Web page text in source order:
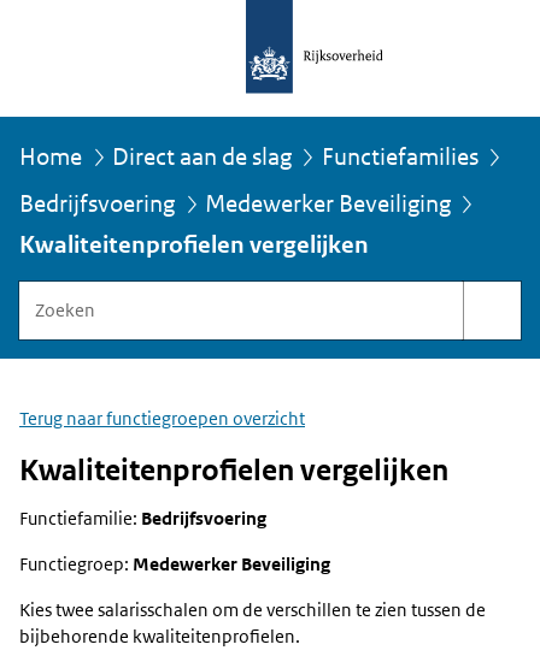
U
bevindt
hier:
Home Direct aan de slag
Functiefamilies
Bedrijfsvoering
Medewerker Beveiliging
Kwaliteitenprofielen vergelijken
binnen
Functiegebouw
Terug naar functiegroepen overzicht
Kwaliteitenprofielen vergelijken
Functiefamilie: Bedrijfsvoering
Functiegroep: Medewerker Beveiliging
Kies twee salarisschalen om de verschillen te zien tussen de
bijbehorende kwaliteitenprofielen.